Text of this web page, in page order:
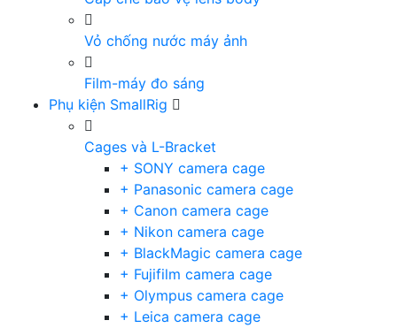
Vỏ chống nước máy ảnh
Film-máy đo sáng
Phụ kiện SmallRig
Cages và L-Bracket
+ SONY camera cage
+ Panasonic camera cage
+ Canon camera cage
+ Nikon camera cage
+ BlackMagic camera cage
+ Fujifilm camera cage
+ Olympus camera cage
+ Leica camera cage